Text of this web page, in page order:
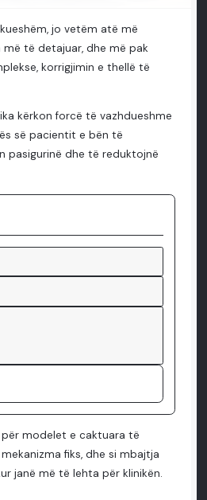
jo vetëm atë më
të detajuar, dhe më pak
korrigjimin e thellë të
kërkon forcë të vazhdueshme
së pacientit e bën të
pasigurinë dhe të reduktojnë
modelet e caktuara të
fiks, dhe si mbajtja
janë më të lehta për klinikën.